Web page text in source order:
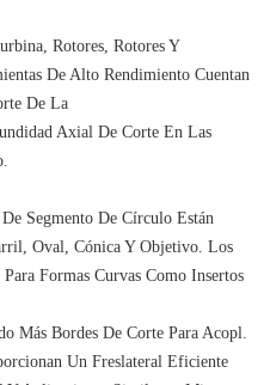
Rotores, Rotores Y
De Alto Rendimiento Cuentan
De La
Axial De Corte En Las
Segmento De Círculo Están
Oval, Cónica Y Objetivo. Los
Formas Curvas Como Insertos
Más Bordes De Corte Para Acopl.
Un Freslateral Eficiente